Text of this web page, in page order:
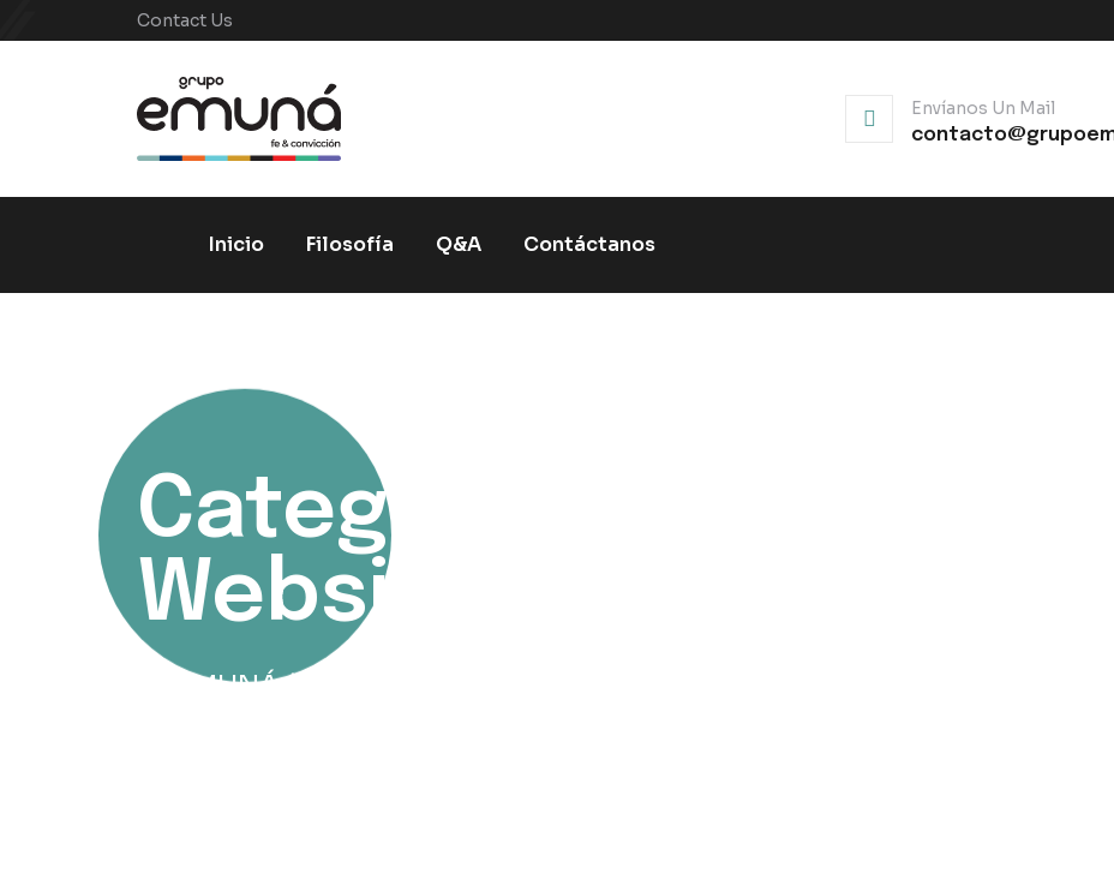
Contact Us
Envíanos Un Mail
Inicio Filosofía Q&A Contáctanos
Categoría:
Website Designing
EMUNÁ Website Designing